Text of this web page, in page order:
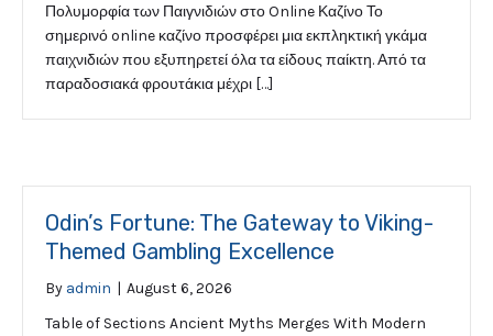
Πολυμορφία των Παιγνιδιών στο Online Καζίνο Το
σημερινό online καζίνο προσφέρει μια εκπληκτική γκάμα
παιχνιδιών που εξυπηρετεί όλα τα είδους παίκτη. Από τα
παραδοσιακά φρουτάκια μέχρι […]
Odin’s Fortune: The Gateway to Viking-
Themed Gambling Excellence
By admin | August 6, 2026
Table of Sections Ancient Myths Merges With Modern